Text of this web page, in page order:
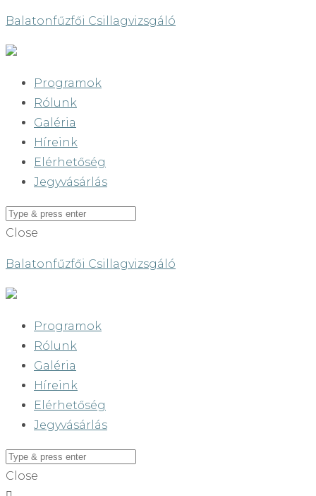
Balatonfűzfői Csillagvizsgáló
Programok
Rólunk
Galéria
Híreink
Elérhetőség
Jegyvásárlás
Close
Balatonfűzfői Csillagvizsgáló
Programok
Rólunk
Galéria
Híreink
Elérhetőség
Jegyvásárlás
Close